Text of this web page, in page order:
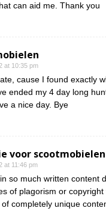
can aid me. Thank you
at 10:35 pm
cause I found exactly
ended my 4 day long
a nice day. Bye
voor scootmobielen
at 11:46 pm
so much written content
of plagorism or
completely unique